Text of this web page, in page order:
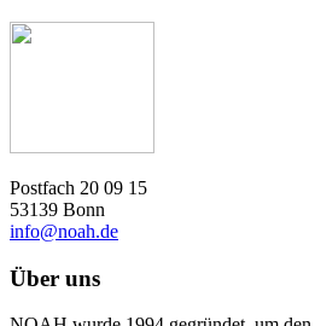
Postfach 20 09 15
53139 Bonn
info@noah.de
Über uns